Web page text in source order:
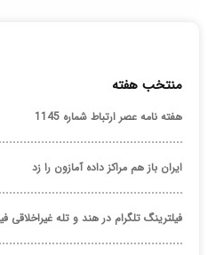
منتخب هفته
هفته نامه عصر ارتباط شماره 1145
ایران باز هم مراکز داده آمازون را زد
فیلترینگ تلگرام در هند و تله غیراخلاقی